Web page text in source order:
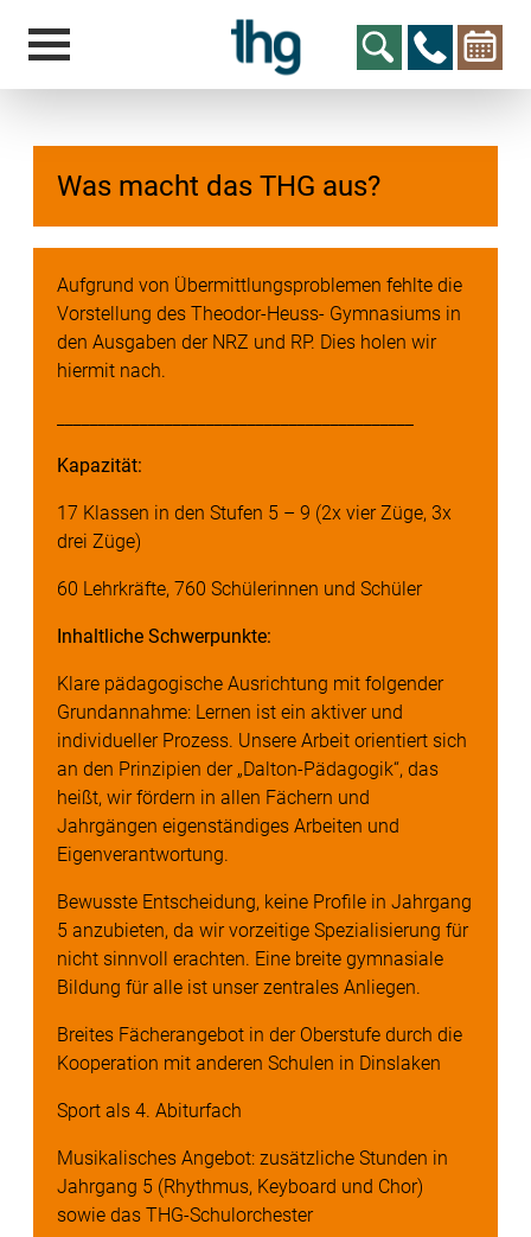
Was macht das THG aus?
Aufgrund von Übermittlungsproblemen fehlte die
Vorstellung des Theodor-Heuss- Gymnasiums in
den Ausgaben der NRZ und RP. Dies holen wir
hiermit nach.
Kapazität:
17 Klassen in den Stufen 5 – 9 (2x vier Züge, 3x
drei Züge)
60 Lehrkräfte, 760 Schülerinnen und Schüler
Inhaltliche Schwerpunkte:
Klare pädagogische Ausrichtung mit folgender
Grundannahme: Lernen ist ein aktiver und
individueller Prozess. Unsere Arbeit orientiert sich
an den Prinzipien der „Dalton-Pädagogik“, das
heißt, wir fördern in allen Fächern und
Jahrgängen eigenständiges Arbeiten und
Eigenverantwortung.
Bewusste Entscheidung, keine Profile in Jahrgang
5 anzubieten, da wir vorzeitige Spezialisierung für
nicht sinnvoll erachten. Eine breite gymnasiale
Bildung für alle ist unser zentrales Anliegen.
Breites Fächerangebot in der Oberstufe durch die
Kooperation mit anderen Schulen in Dinslaken
Sport als 4. Abiturfach
Musikalisches Angebot: zusätzliche Stunden in
Jahrgang 5 (Rhythmus, Keyboard und Chor)
sowie das THG-Schulorchester